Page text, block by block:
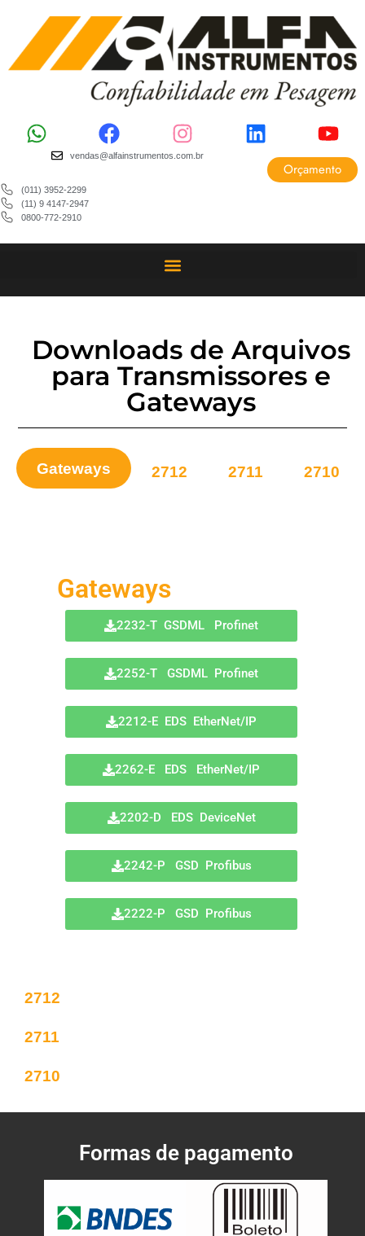
vendas@alfainstrumentos.com.br
Orçamento
(011) 3952-2299
(11) 9 4147-2947
0800-772-2910
Downloads de Arquivos
para Transmissores e
Gateways
Gateways 2712 2711 2710
Gateways
2232-T GSDML Profinet
2252-T GSDML Profinet
2212-E EDS EtherNet/IP
2262-E EDS EtherNet/IP
2202-D EDS DeviceNet
2242-P GSD Profibus
2222-P GSD Profibus
2712
2711
2710
Formas de pagamento